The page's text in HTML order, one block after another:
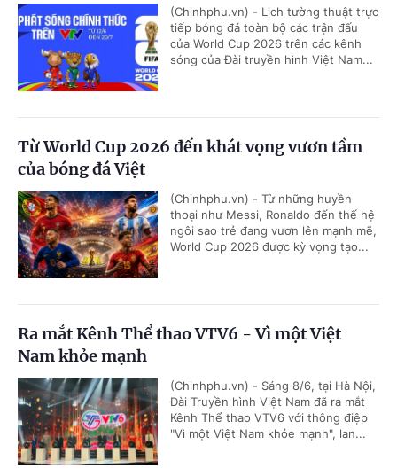
(Chinhphu.vn) - Lịch tường thuật trực
tiếp bóng đá toàn bộ các trận đấu
của World Cup 2026 trên các kênh
sóng của Đài truyền hình Việt Nam...
Từ World Cup 2026 đến khát vọng vươn tầm
của bóng đá Việt
(Chinhphu.vn) - Từ những huyền
thoại như Messi, Ronaldo đến thế hệ
ngôi sao trẻ đang vươn lên mạnh mẽ,
World Cup 2026 được kỳ vọng tạo...
Ra mắt Kênh Thể thao VTV6 - Vì một Việt
Nam khỏe mạnh
(Chinhphu.vn) - Sáng 8/6, tại Hà Nội,
Đài Truyền hình Việt Nam đã ra mắt
Kênh Thể thao VTV6 với thông điệp
"Vì một Việt Nam khỏe mạnh", lan...